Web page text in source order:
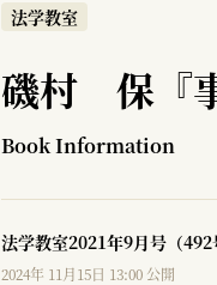
法学教室
磯村 保『
Book Information
法学教室2021年9月号（492
2024年 11月15日 13:00 公開